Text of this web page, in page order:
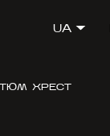
UA
ХРЕСТ